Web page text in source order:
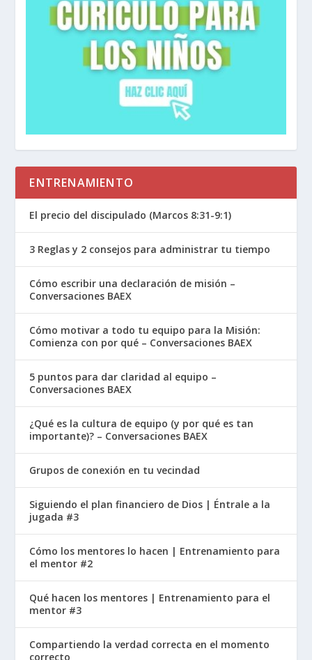
ENTRENAMIENTO
El precio del discipulado (Marcos 8:31-9:1)
3 Reglas y 2 consejos para administrar tu tiempo
Cómo escribir una declaración de misión –
Conversaciones BAEX
Cómo motivar a todo tu equipo para la Misión:
Comienza con por qué – Conversaciones BAEX
5 puntos para dar claridad al equipo –
Conversaciones BAEX
¿Qué es la cultura de equipo (y por qué es tan
importante)? – Conversaciones BAEX
Grupos de conexión en tu vecindad
Siguiendo el plan financiero de Dios | Éntrale a la
jugada #3
Cómo los mentores lo hacen | Entrenamiento para
el mentor #2
Qué hacen los mentores | Entrenamiento para el
mentor #3
Compartiendo la verdad correcta en el momento
correcto